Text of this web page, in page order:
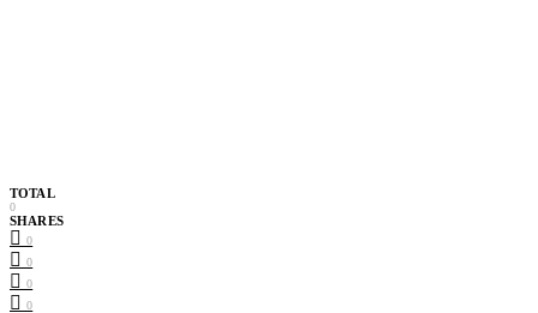
TOTAL
0
SHARES
0
0
0
0